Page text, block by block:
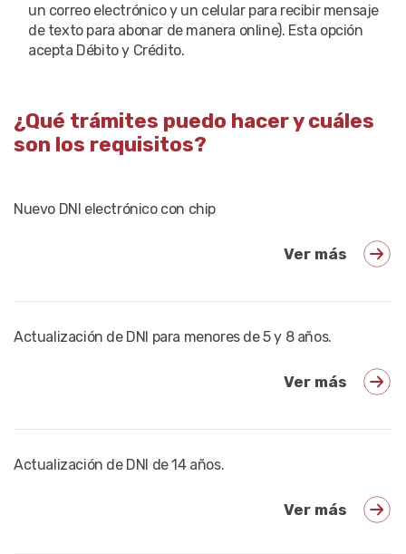
un correo electrónico y un celular para recibir mensaje
de texto para abonar de manera online). Esta opción
acepta Débito y Crédito.
¿Qué trámites puedo hacer y cuáles
son los requisitos?
Nuevo DNI electrónico con chip
Ver más
Actualización de DNI para menores de 5 y 8 años.
Ver más
Actualización de DNI de 14 años.
Ver más